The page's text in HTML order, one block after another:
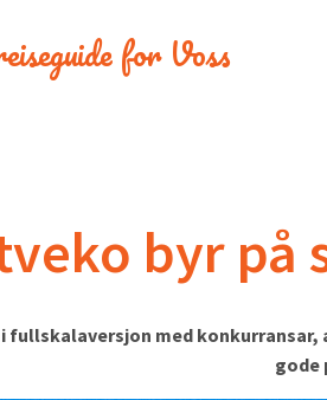
for Voss
byr
fullskalaversjon med
gode